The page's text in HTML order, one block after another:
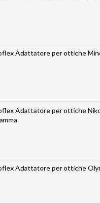
Adattatore per ottiche
Adattatore per ottiche
Adattatore per ottiche